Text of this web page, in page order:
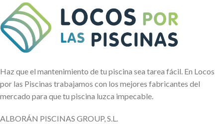
Haz que el mantenimiento de tu piscina sea tarea fácil. En Locos
por las Piscinas trabajamos con los mejores fabricantes del
mercado para que tu piscina luzca impecable.
ALBORÁN PISCINAS GROUP, S.L.